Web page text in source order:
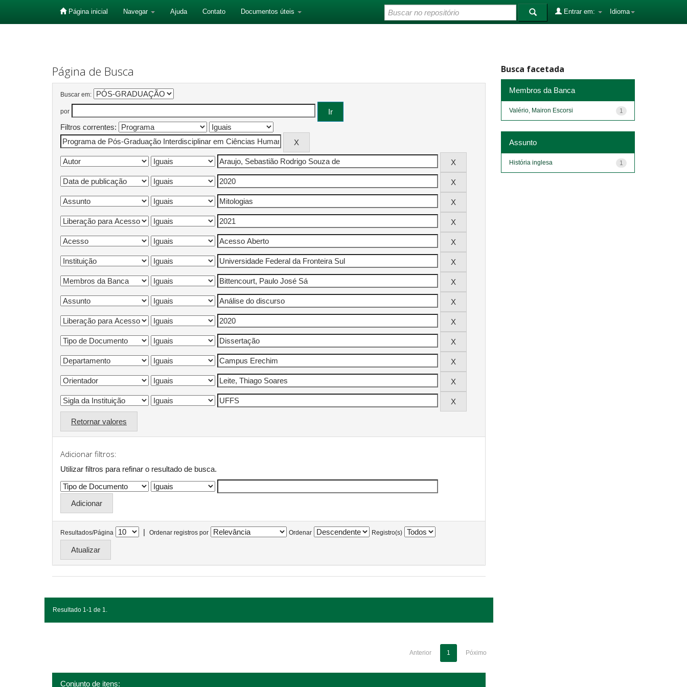
Página inicial Navegar Ajuda Contato Documentos úteis Idioma
Entrar em:
Página de Busca
Buscar em:
por
Filtros correntes:
Retornar valores
Adicionar filtros:
Utilizar filtros para refinar o resultado de busca.
Resultados/Página | Ordenar registros por Ordenar Registro(s)
Resultado 1-1 de 1.
Anterior 1 Póximo
Conjunto de itens:
Busca facetada
Membros da Banca
1
Valério, Mairon Escorsi
Assunto
1
História inglesa